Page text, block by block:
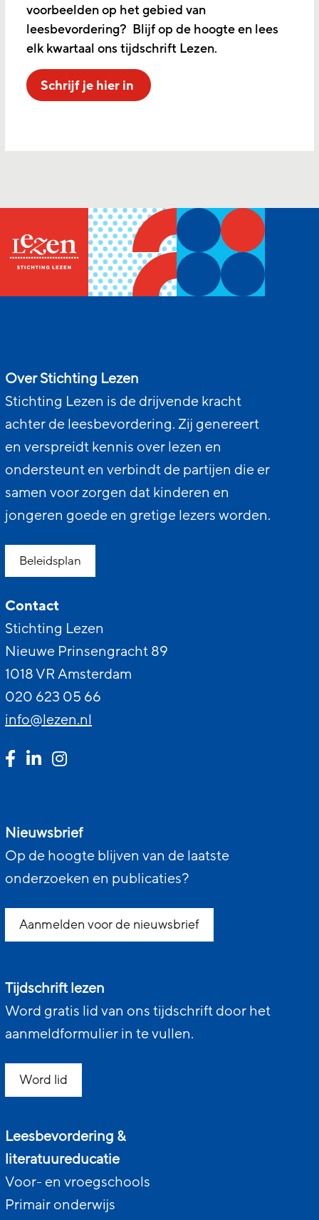
voorbeelden op het gebied van
leesbevordering? Blijf op de hoogte en lees
elk kwartaal ons tijdschrift Lezen.
Schrijf je hier in
Over Stichting Lezen
Stichting Lezen is de drijvende kracht
achter de leesbevordering. Zij genereert
en verspreidt kennis over lezen en
ondersteunt en verbindt de partijen die er
samen voor zorgen dat kinderen en
jongeren goede en gretige lezers worden.
Beleidsplan
Contact
Stichting Lezen
Nieuwe Prinsengracht 89
1018 VR Amsterdam
020 623 05 66
info@lezen.nl
Nieuwsbrief
Op de hoogte blijven van de laatste
onderzoeken en publicaties?
Aanmelden voor de nieuwsbrief
Tijdschrift lezen
Word gratis lid van ons tijdschrift door het
aanmeldformulier in te vullen.
Word lid
Leesbevordering &
literatuureducatie
Voor- en vroegschools
Primair onderwijs